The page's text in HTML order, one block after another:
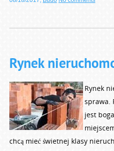
Rynek
Rynek
sprawa.
jest
chcą mieć świetnej klasy